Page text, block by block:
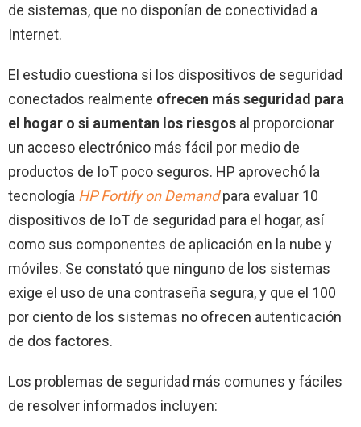
de sistemas, que no disponían de conectividad a
Internet.
El estudio cuestiona si los dispositivos de seguridad
conectados realmente ofrecen más seguridad para
el hogar o si aumentan los riesgos al proporcionar
un acceso electrónico más fácil por medio de
productos de IoT poco seguros. HP aprovechó la
tecnología HP Fortify on Demandpara evaluar 10
dispositivos de IoT de seguridad para el hogar, así
como sus componentes de aplicación en la nube y
móviles. Se constató que ninguno de los sistemas
exige el uso de una contraseña segura, y que el 100
por ciento de los sistemas no ofrecen autenticación
de dos factores.
Los problemas de seguridad más comunes y fáciles
de resolver informados incluyen: